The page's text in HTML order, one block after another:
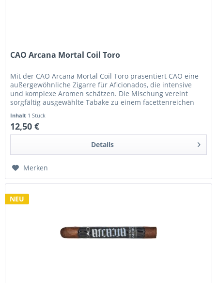
CAO Arcana Mortal Coil Toro
Mit der CAO Arcana Mortal Coil Toro präsentiert CAO eine
außergewöhnliche Zigarre für Aficionados, die intensive
und komplexe Aromen schätzen. Die Mischung vereint
sorgfältig ausgewählte Tabake zu einem facettenreichen
Inhalt 1 Stück
12,50 €
Details
Merken
NEU